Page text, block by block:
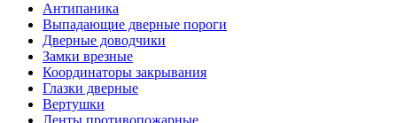
Антипаника
Выпадающие дверные пороги
Дверные доводчики
Замки врезные
Координаторы закрывания
Глазки дверные
Вертушки
Ленты противопожарные